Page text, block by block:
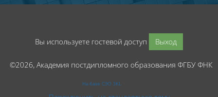
Вы используете гостевой доступ Выход
©2026, Академия постдипломного образования ФГБУ
На базе СЭО 3KL